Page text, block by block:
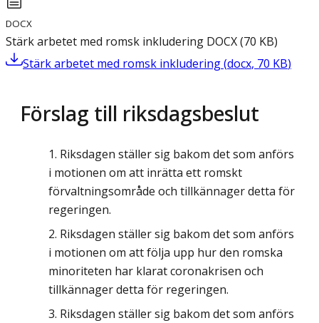
DOCX
Stärk arbetet med romsk inkludering DOCX(70 KB)
Stärk arbetet med romsk inkludering(docx, 70 KB)
Förslag till riksdagsbeslut
Riksdagen ställer sig bakom det som anförs
i motionen om att inrätta ett romskt
förvaltningsområde och tillkännager detta för
regeringen.
Riksdagen ställer sig bakom det som anförs
i motionen om att följa upp hur den romska
minoriteten har klarat coronakrisen och
tillkännager detta för regeringen.
Riksdagen ställer sig bakom det som anförs